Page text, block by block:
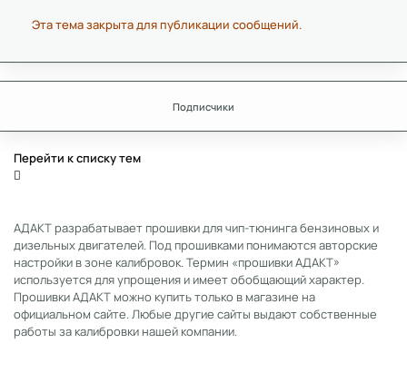
Эта тема закрыта для публикации сообщений.
Подписчики
Перейти к списку тем
АДАКТ разрабатывает прошивки для чип-тюнинга бензиновых и
дизельных двигателей. Под прошивками понимаются авторские
настройки в зоне калибровок. Термин «прошивки АДАКТ»
используется для упрощения и имеет обобщающий характер.
Прошивки АДАКТ можно купить только в магазине на
официальном сайте. Любые другие сайты выдают собственные
работы за калибровки нашей компании.